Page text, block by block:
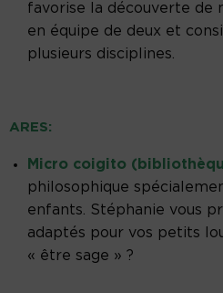
favorise la découverte de
en équipe de deux et
plusieurs disciplines.
ARES:
Micro coigito
philosophique
enfants. Stéphanie vous
adaptés pour vos petits
« être sage » ?